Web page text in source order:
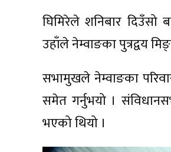
घिमिरेले शनिबार दिउँसो
उहाँले नेम्वाङका पुत्रद्वय
सभामुखले नेम्वाङका
समेत गर्नुभयो ।
भएको थियो ।